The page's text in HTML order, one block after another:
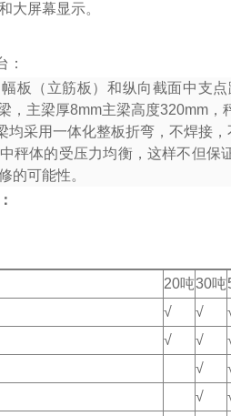
大屏幕显示。
：
板（立筋板）和纵向截面中支
，主梁厚8mm主梁高度320mm ，
均采用一体化整板折弯，不焊接
秤体的受压力均衡，这样不但
的可能性。
20吨30吨
√ √
√ √
√
√